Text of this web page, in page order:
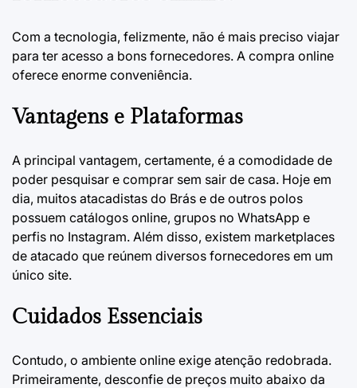
Com a tecnologia, felizmente, não é mais preciso viajar
para ter acesso a bons fornecedores. A compra online
oferece enorme conveniência.
Vantagens e Plataformas
A principal vantagem, certamente, é a comodidade de
poder pesquisar e comprar sem sair de casa. Hoje em
dia, muitos atacadistas do Brás e de outros polos
possuem catálogos online, grupos no WhatsApp e
perfis no Instagram. Além disso, existem marketplaces
de atacado que reúnem diversos fornecedores em um
único site.
Cuidados Essenciais
Contudo, o ambiente online exige atenção redobrada.
Primeiramente, desconfie de preços muito abaixo da